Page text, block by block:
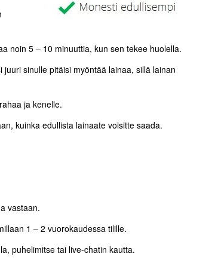
noin 5 – 10 minuuttia, kun sen tekee huolella.
sinulle pitäisi myöntää lainaa, sillä lainan
ja kenelle.
kuinka edullista lainaate voisitte saada.
vastaan.
1 – 2 vuorokaudessa tilille.
puhelimitse tai live-chatin kautta.